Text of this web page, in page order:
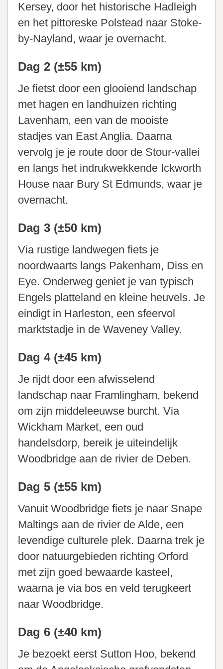
Kersey, door het historische Hadleigh
en het pittoreske Polstead naar Stoke-
by-Nayland, waar je overnacht.
Dag 2 (±55 km)
Je fietst door een glooiend landschap
met hagen en landhuizen richting
Lavenham, een van de mooiste
stadjes van East Anglia. Daarna
vervolg je je route door de Stour-vallei
en langs het indrukwekkende Ickworth
House naar Bury St Edmunds, waar je
overnacht.
Dag 3 (±50 km)
Via rustige landwegen fiets je
noordwaarts langs Pakenham, Diss en
Eye. Onderweg geniet je van typisch
Engels platteland en kleine heuvels. Je
eindigt in Harleston, een sfeervol
marktstadje in de Waveney Valley.
Dag 4 (±45 km)
Je rijdt door een afwisselend
landschap naar Framlingham, bekend
om zijn middeleeuwse burcht. Via
Wickham Market, een oud
handelsdorp, bereik je uiteindelijk
Woodbridge aan de rivier de Deben.
Dag 5 (±55 km)
Vanuit Woodbridge fiets je naar Snape
Maltings aan de rivier de Alde, een
levendige culturele plek. Daarna trek je
door natuurgebieden richting Orford
met zijn goed bewaarde kasteel,
waarna je via bos en veld terugkeert
naar Woodbridge.
Dag 6 (±40 km)
Je bezoekt eerst Sutton Hoo, bekend